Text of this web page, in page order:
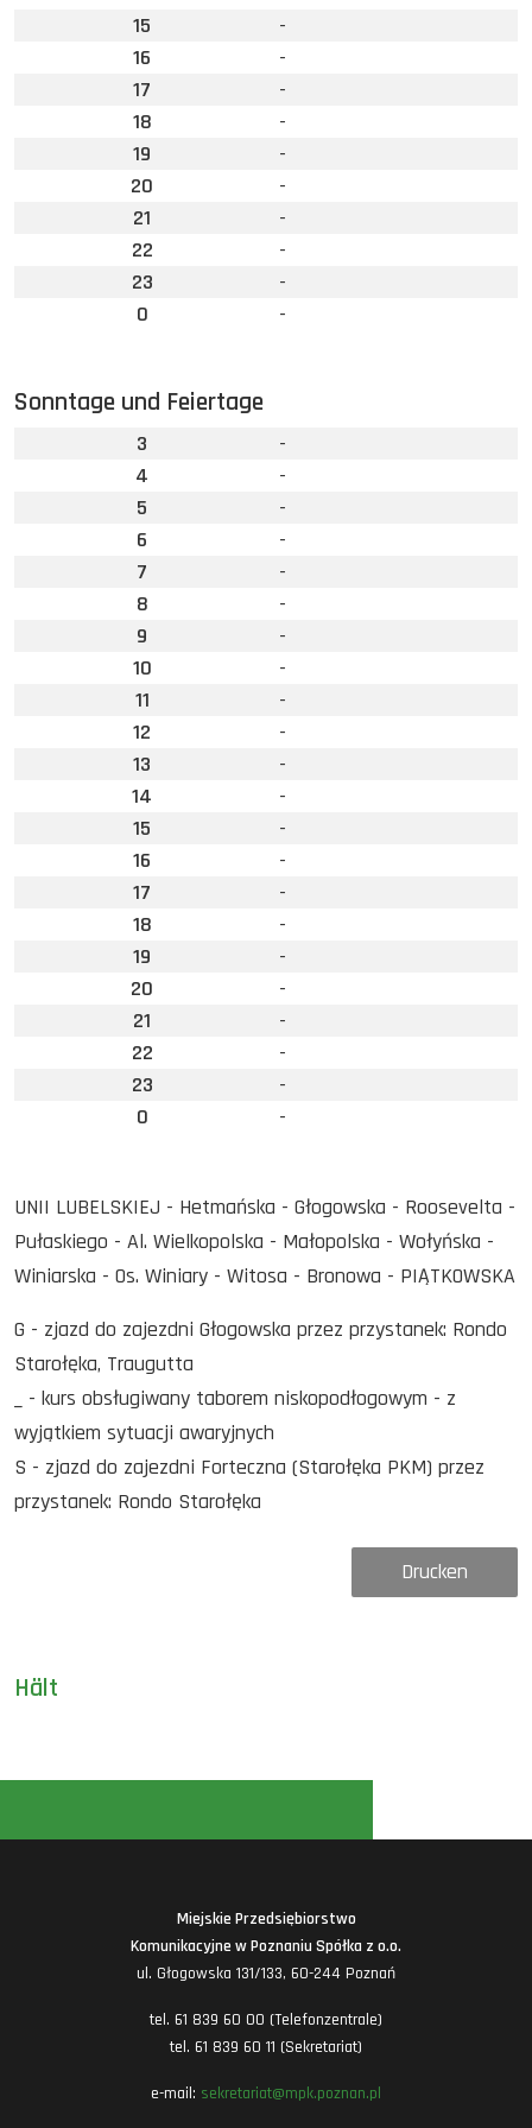
Hält
15
-
16
-
17
-
18
-
19
-
20
-
21
-
22
-
23
-
0
-
Sonntage und Feiertage
3
-
4
-
5
-
6
-
7
-
8
-
9
-
10
-
11
-
12
-
13
-
14
-
15
-
16
-
17
-
18
-
19
-
20
-
21
-
22
-
23
-
0
-
UNII LUBELSKIEJ - Hetmańska - Głogowska - Roosevelta -
Pułaskiego - Al. Wielkopolska - Małopolska - Wołyńska -
Winiarska - Os. Winiary - Witosa - Bronowa - PIĄTKOWSKA
G - zjazd do zajezdni Głogowska przez przystanek: Rondo
Starołęka, Traugutta
_ - kurs obsługiwany taborem niskopodłogowym - z
wyjątkiem sytuacji awaryjnych
S - zjazd do zajezdni Forteczna (Starołęka PKM) przez
przystanek: Rondo Starołęka
Drucken
Miejskie Przedsiębiorstwo
Komunikacyjne w Poznaniu Spółka z o.o.
ul. Głogowska 131/133, 60-244 Poznań
tel. 61 839 60 00 (Telefonzentrale)
tel. 61 839 60 11 (Sekretariat)
e-mail: sekretariat@mpk.poznan.pl